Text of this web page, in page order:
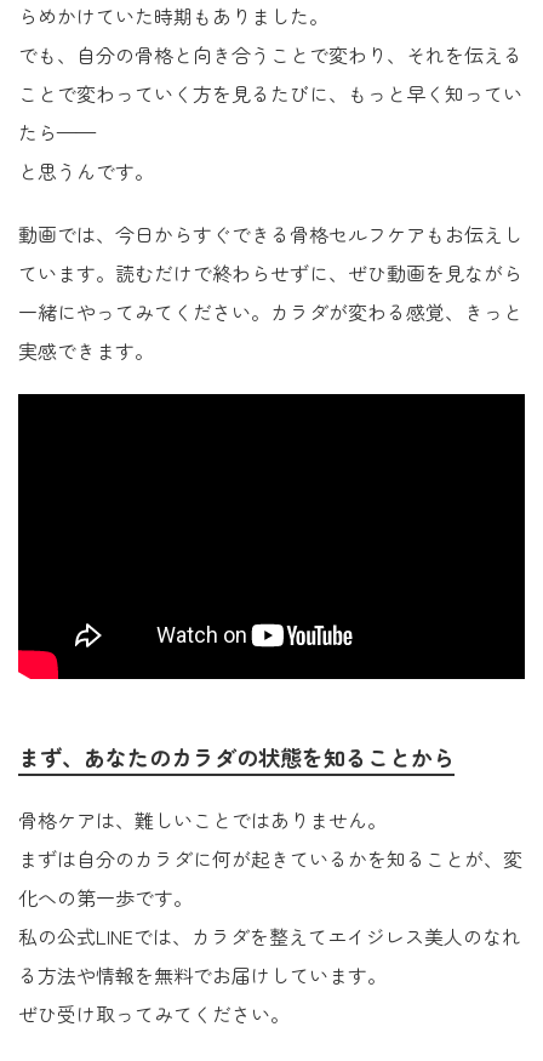
らめかけていた時期もありました。
でも、自分の骨格と向き合うことで変わり、それを伝える
ことで変わっていく方を見るたびに、もっと早く知ってい
たら——
と思うんです。
動画では、今日からすぐできる骨格セルフケアもお伝えし
ています。読むだけで終わらせずに、ぜひ動画を見ながら
一緒にやってみてください。カラダが変わる感覚、きっと
実感できます。
まず、あなたのカラダの状態を知ることから
骨格ケアは、難しいことではありません。
まずは自分のカラダに何が起きているかを知ることが、変
化への第一歩です。
私の公式LINEでは、カラダを整えてエイジレス美人のなれ
る方法や情報を無料でお届けしています。
ぜひ受け取ってみてください。